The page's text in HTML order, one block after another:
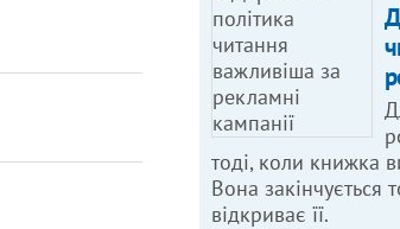
тоді, коли книжка
Вона закінчується
відкриває її.